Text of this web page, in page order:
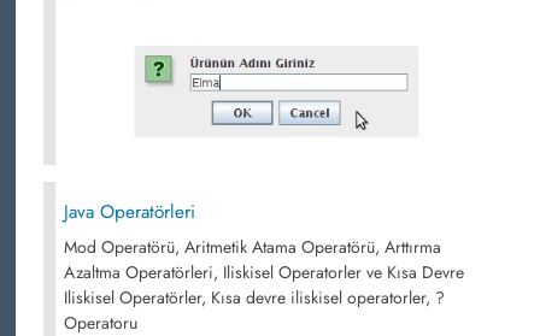
Java Operatörleri
Mod Operatörü, Aritmetik Atama Operatörü, Arttırma
Azaltma Operatörleri, Iliskisel Operatorler ve Kısa Devre
Iliskisel Operatörler, Kısa devre iliskisel operatorler, ?
Operatoru